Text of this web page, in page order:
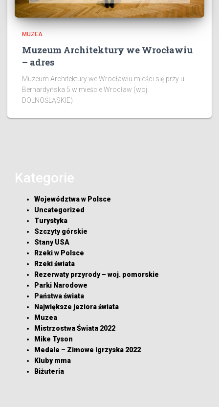
MUZEA
Muzeum Architektury we Wrocławiu
– adres
Muzeum Architektury we Wrocławiu mieści się przy ul.
Bernardyńska 5 w mieście Wrocław (woj.
DOLNOŚLĄSKIE)
Kategorie
Województwa w Polsce
Uncategorized
Turystyka
Szczyty górskie
Stany USA
Rzeki w Polsce
Rzeki świata
Rezerwaty przyrody – woj. pomorskie
Parki Narodowe
Państwa świata
Największe jeziora świata
Muzea
Mistrzostwa Świata 2022
Mike Tyson
Medale – Zimowe igrzyska 2022
Kluby mma
Biżuteria